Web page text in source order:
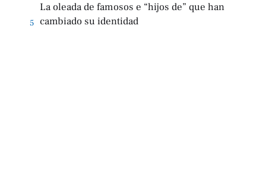
5
La oleada de famosos e “hijos de” que han
cambiado su identidad